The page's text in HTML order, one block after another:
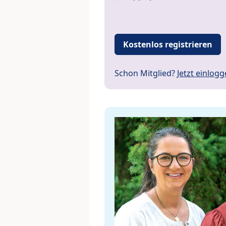
Kostenlos registrieren
Schon Mitglied? Jetzt